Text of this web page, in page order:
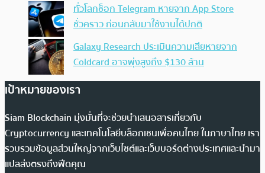
ทั่วโลกช็อก Telegram หายจาก App Store
ชั่วคราว ก่อนกลับมาใช้งานได้ปกติ
Galaxy Research ประเมินความเสียหายจาก
Coldcard อาจพุ่งสูงถึง $130 ล้าน
เป้าหมายของเรา
Siam Blockchain มุ่งมั่นที่จะช่วยนำเสนอสารเกี่ยวกับ
Cryptocurrency และเทคโนโลยีบล็อกเชนเพื่อคนไทย ในภาษาไทย เรา
รวบรวมข้อมูลส่วนใหญ่จากเว็บไซต์และเว็บบอร์ดต่างประเทศและนำมา
แปลส่งตรงถึงฟีดคุณ